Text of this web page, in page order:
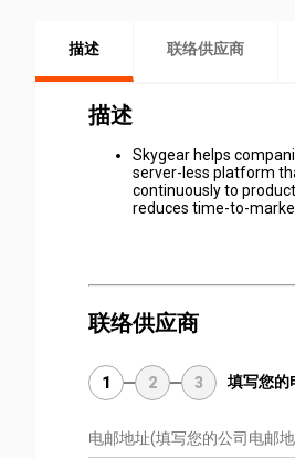
描述 联络供应商
描述
Skygear helps
server-less platform
continuously to
reduces time-to-
联络供应商
1 2 3 填写您的
电邮地址(填写您的公司电邮